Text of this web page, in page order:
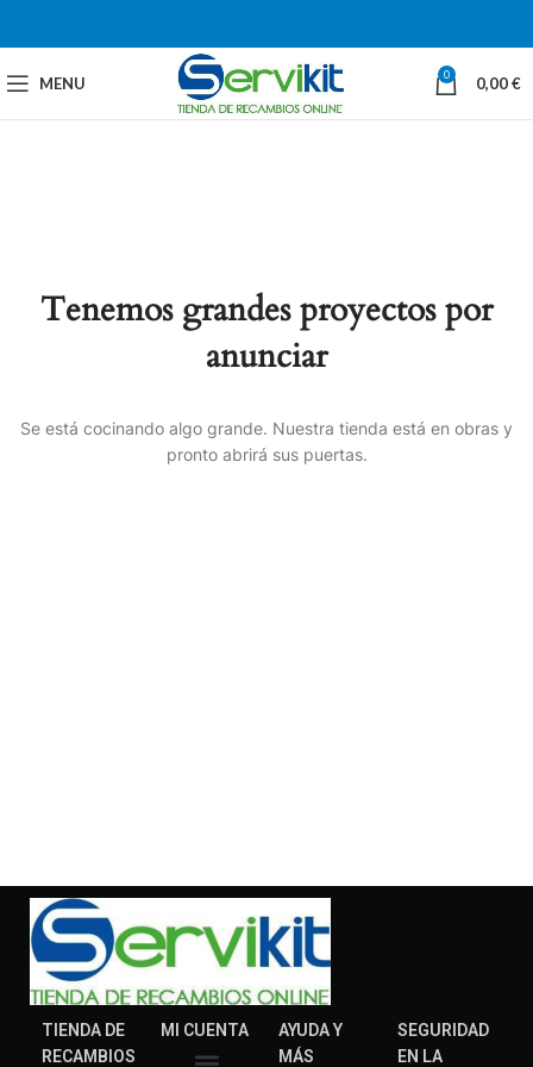
MENU 0 0,00€
Tenemos grandes proyectos por
anunciar
Se está cocinando algo grande. Nuestra tienda está en obras y
pronto abrirá sus puertas.
TIENDA DE
RECAMBIOS
MI CUENTA
AYUDA Y
MÁS
SEGURIDAD
EN LA